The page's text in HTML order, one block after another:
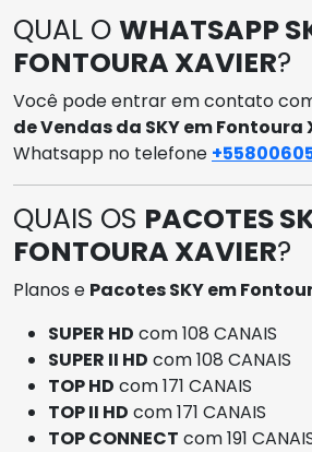
QUAL O WHATSAPP
FONTOURA XAVIER?
Você pode entrar em contato
de Vendas da SKY em Fontoura
Whatsapp no telefone
QUAIS OS PACOTES
FONTOURA XAVIER?
Planos e Pacotes SKY em
SUPER HD com 108 CANAIS
SUPER II HD com 108 CANAIS
TOP HD com 171 CANAIS
TOP II HD com 171 CANAIS
TOP CONNECT com 191